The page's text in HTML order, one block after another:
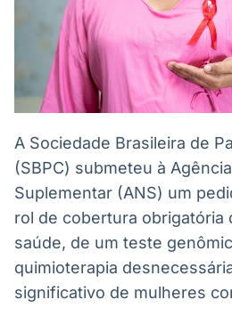
A Sociedade Brasileira de
(SBPC) submeteu à
Suplementar (ANS) um
rol de cobertura obrigatória
saúde, de um teste
quimioterapia
significativo de mulheres